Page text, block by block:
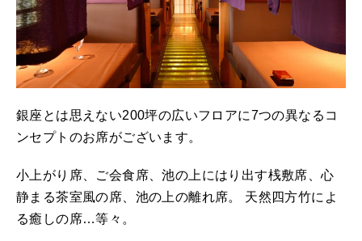
銀座とは思えない200坪の広いフロアに7つの異なるコ
ンセプトのお席がございます。
小上がり席、ご会食席、池の上にはり出す桟敷席、心
静まる茶室風の席、池の上の離れ席。 天然四方竹によ
る癒しの席…等々。